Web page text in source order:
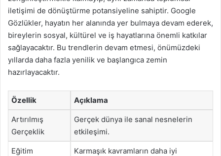
iletişimi de dönüştürme potansiyeline sahiptir. Google
Gözlükler, hayatın her alanında yer bulmaya devam ederek,
bireylerin sosyal, kültürel ve iş hayatlarına önemli katkılar
sağlayacaktır. Bu trendlerin devam etmesi, önümüzdeki
yıllarda daha fazla yenilik ve başlangıca zemin
hazırlayacaktır.
Özellik Açıklama
Artırılmış
Gerçeklik
Gerçek dünya ile sanal nesnelerin
etkileşimi.
Eğitim
Karmaşık kavramların daha iyi